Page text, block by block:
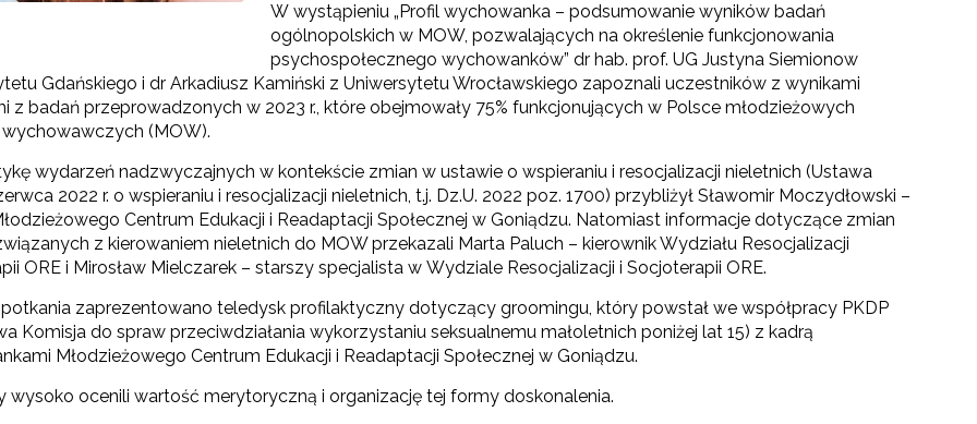
Archiwum"
Archiwum"
W wystąpieniu „Profil wychowanka – podsumowanie wyników badań
ogólnopolskich w MOW, pozwalających na określenie funkcjonowania
psychospołecznego wychowanków” dr hab. prof. UG Justyna Siemionow
Gdańskiego i dr Arkadiusz Kamiński z Uniwersytetu Wrocławskiego zapoznali uczestników z wynikami
z badań przeprowadzonych w 2023 r., które obejmowały 75% funkcjonujących w Polsce młodzieżowych
(MOW).
wydarzeń nadzwyczajnych w kontekście zmian w ustawie o wspieraniu i resocjalizacji nieletnich (Ustawa
2022 r. o wspieraniu i resocjalizacji nieletnich, t.j. Dz.U. 2022 poz. 1700) przybliżył Sławomir Moczydłowski –
Centrum Edukacji i Readaptacji Społecznej w Goniądzu. Natomiast informacje dotyczące zmian
z kierowaniem nieletnich do MOW przekazali Marta Paluch – kierownik Wydziału Resocjalizacji
ORE i Mirosław Mielczarek – starszy specjalista w Wydziale Resocjalizacji i Socjoterapii ORE.
zaprezentowano teledysk profilaktyczny dotyczący groomingu, który powstał we współpracy PKDP
Komisja do spraw przeciwdziałania wykorzystaniu seksualnemu małoletnich poniżej lat 15) z kadrą
Młodzieżowego Centrum Edukacji i Readaptacji Społecznej w Goniądzu.
wysoko ocenili wartość merytoryczną i organizację tej formy doskonalenia.